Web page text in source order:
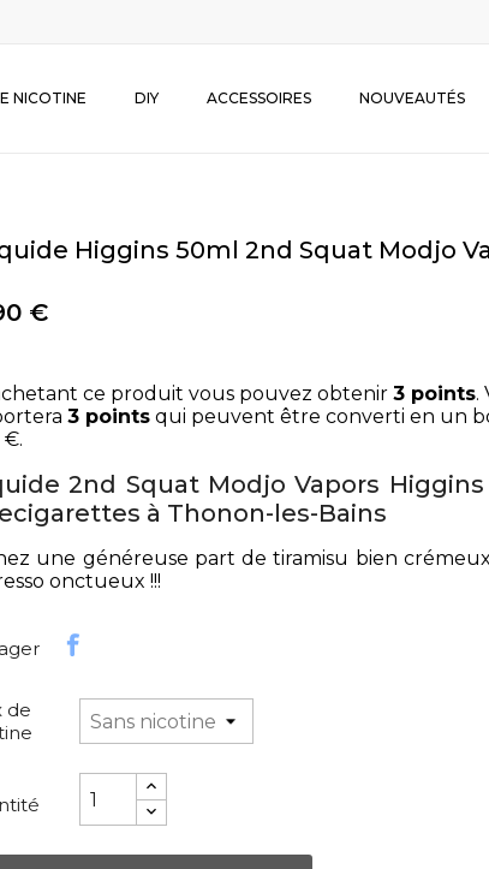
NICOTINE DIY ACCESSOIRES NOUVEAUTÉS
Higgins 50ml 2nd Squat Modjo
€
ce produit vous pouvez obtenir 3 points.
3 points qui peuvent être converti en un
€.
2nd Squat Modjo Vapors
à Thonon-les-Bains
une généreuse part de tiramisu bien
onctueux !!!
de